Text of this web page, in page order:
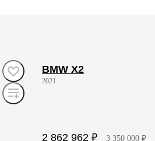
BMW X2
2021
2 862 962 ₽ 3 350 000 ₽